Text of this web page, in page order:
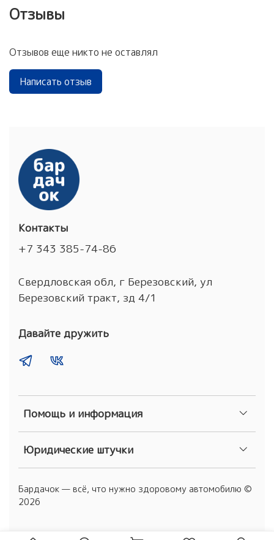
Отзывы
Отзывов еще никто не оставлял
Написать отзыв
Помощь и информация
Юридические штучки
Контакты
+7 343 385-74-86
Свердловская обл, г Березовский, ул
Березовский тракт, зд 4/1
Давайте дружить
Бардачок — всё, что нужно здоровому автомобилю ©
2026